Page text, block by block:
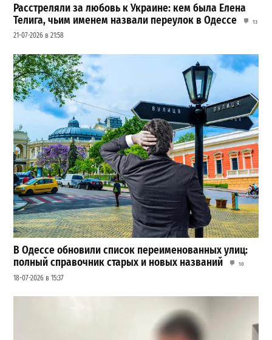
Расстреляли за любовь к Украине: кем была Елена
Телига, чьим именем назвали переулок в Одессе
13
21-07-2026 в 21:58
В Одессе обновили список переименованных улиц:
полный справочник старых и новых названий
10
18-07-2026 в 15:37